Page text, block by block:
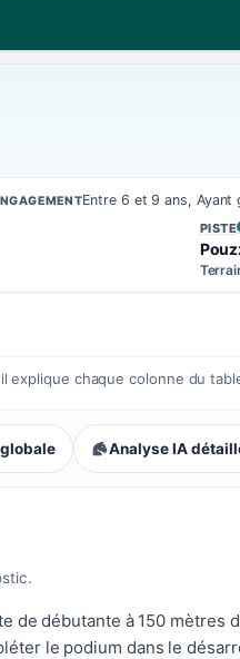
Entre 6 et 9 ans,
PISTE
,
explique chaque colonne du
Analyse IA
de débutante à 150 mètres
le podium dans le